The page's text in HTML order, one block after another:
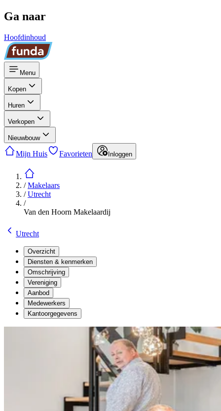
Ga naar
Hoofdinhoud
Menu
Kopen
Huren
Verkopen
Nieuwbouw
Mijn Huis Favorieten Inloggen
/Makelaars
/Utrecht
/
Van den Hoorn Makelaardij
Utrecht
Overzicht
Diensten & kenmerken
Omschrijving
Vereniging
Aanbod
Medewerkers
Kantoorgegevens